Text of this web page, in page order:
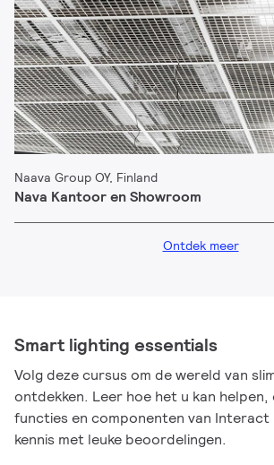
Naava Group OY, Finland
Nava Kantoor en Showroom
Ontdek meer
Smart lighting essentials​
Volg deze cursus om de wereld van
ontdekken. Leer hoe het u kan
functies en componenten van
kennis met leuke beoordelingen.